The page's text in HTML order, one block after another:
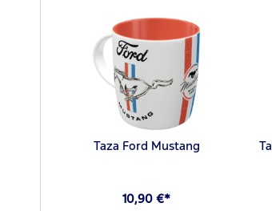
Taza Ford Mustang
10,90 €*